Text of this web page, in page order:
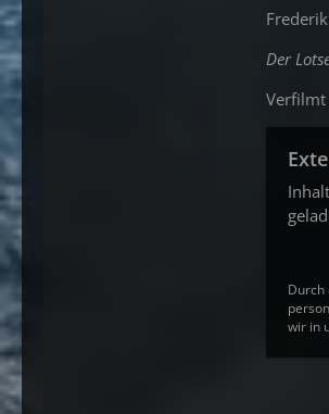
Der
Verfilmt
Durch
wir in